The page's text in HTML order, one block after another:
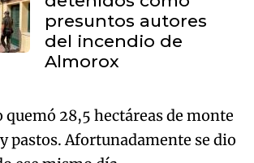
quemó 28,5 hectáreas de monte
pastos. Afortunadamente se dio
penales